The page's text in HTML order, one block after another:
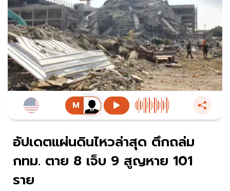
อัปเดตแผ่นดินไหวล่าสุด ตึกถล่ม
กทม. ตาย 8 เจ็บ 9 สูญหาย 101
ราย